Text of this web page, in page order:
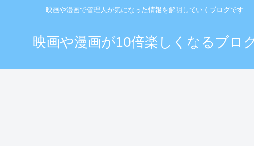
映画や漫画で管理人が気になった情報を解明していくブログです
映画や漫画が10倍楽しくなるブロ